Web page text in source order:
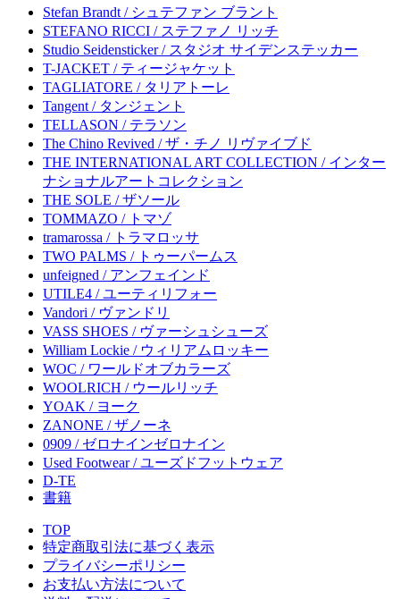
Stefan Brandt / シュテファン ブラント
STEFANO RICCI / ステファノ リッチ
Studio Seidensticker / スタジオ サイデンステッカー
T-JACKET / ティージャケット
TAGLIATORE / タリアトーレ
Tangent / タンジェント
TELLASON / テラソン
The Chino Revived / ザ・チノ リヴァイブド
THE INTERNATIONAL ART COLLECTION / インター
ナショナルアートコレクション
THE SOLE / ザソール
TOMMAZO / トマゾ
tramarossa / トラマロッサ
TWO PALMS / トゥーパームス
unfeigned / アンフェインド
UTILE4 / ユーティリフォー
Vandori / ヴァンドリ
VASS SHOES / ヴァーシュシューズ
William Lockie / ウィリアムロッキー
WOC / ワールドオブカラーズ
WOOLRICH / ウールリッチ
YOAK / ヨーク
ZANONE / ザノーネ
0909 / ゼロナインゼロナイン
Used Footwear / ユーズドフットウェア
D-TE
書籍
TOP
特定商取引法に基づく表示
プライバシーポリシー
お支払い方法について